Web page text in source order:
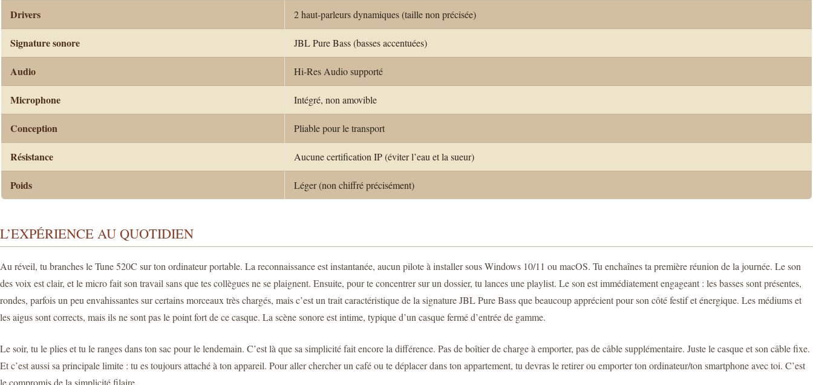
Drivers 2 haut-parleurs dynamiques (taille non précisée)
Signature sonore JBL Pure Bass (basses accentuées)
Audio Hi-Res Audio supporté
Microphone Intégré, non amovible
Conception Pliable pour le transport
Résistance Aucune certification IP (éviter l’eau et la sueur)
Poids Léger (non chiffré précisément)
L’EXPÉRIENCE AU QUOTIDIEN
Au réveil, tu branches le Tune 520C sur ton ordinateur portable. La reconnaissance est instantanée, aucun pilote à installer sous Windows 10/11 ou macOS. Tu enchaînes ta première réunion de la journée. Le son
des voix est clair, et le micro fait son travail sans que tes collègues ne se plaignent. Ensuite, pour te concentrer sur un dossier, tu lances une playlist. Le son est immédiatement engageant : les basses sont présentes,
rondes, parfois un peu envahissantes sur certains morceaux très chargés, mais c’est un trait caractéristique de la signature JBL Pure Bass que beaucoup apprécient pour son côté festif et énergique. Les médiums et
les aigus sont corrects, mais ils ne sont pas le point fort de ce casque. La scène sonore est intime, typique d’un casque fermé d’entrée de gamme.
Le soir, tu le plies et tu le ranges dans ton sac pour le lendemain. C’est là que sa simplicité fait encore la différence. Pas de boîtier de charge à emporter, pas de câble supplémentaire. Juste le casque et son câble fixe.
Et c’est aussi sa principale limite : tu es toujours attaché à ton appareil. Pour aller chercher un café ou te déplacer dans ton appartement, tu devras le retirer ou emporter ton ordinateur/ton smartphone avec toi. C’est
le compromis de la simplicité filaire.